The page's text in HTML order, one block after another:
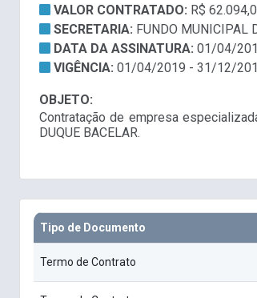
VALOR CONTRATADO: R$
SECRETARIA: FUNDO MUNICIPAL
DATA DA ASSINATURA: 01/04/
VIGÊNCIA: 01/04/2019 - 31/12/
OBJETO:
Contratação de empresa
DUQUE BACELAR.
Tipo de Documento
Termo de Contrato